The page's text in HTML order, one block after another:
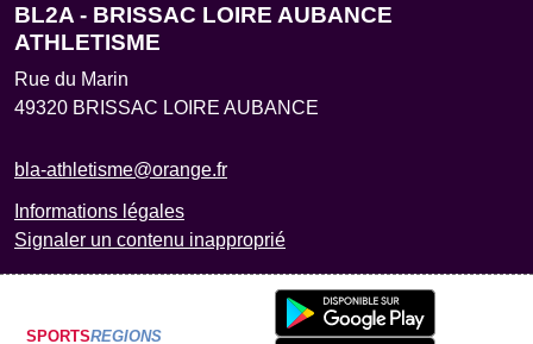
BL2A - BRISSAC LOIRE AUBANCE
ATHLETISME
Rue du Marin
49320 BRISSAC LOIRE AUBANCE
bla-athletisme@orange.fr
Informations légales
Signaler un contenu inapproprié
SPORTSREGIONS